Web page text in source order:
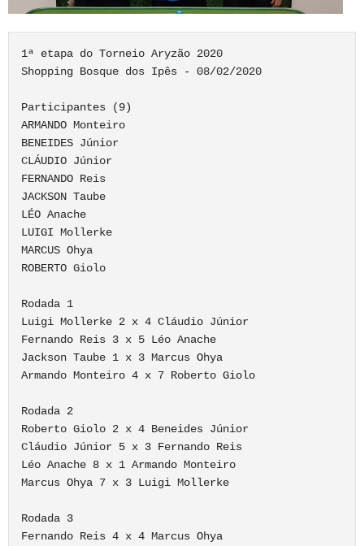
1ª etapa do Torneio Aryzão 2020
Shopping Bosque dos Ipês - 08/02/2020
Participantes (9)
ARMANDO Monteiro
BENEIDES Júnior
CLÁUDIO Júnior
FERNANDO Reis
JACKSON Taube
LÉO Anache
LUIGI Mollerke
MARCUS Ohya
ROBERTO Giolo
Rodada 1
Luigi Mollerke 2 x 4 Cláudio Júnior
Fernando Reis 3 x 5 Léo Anache
Jackson Taube 1 x 3 Marcus Ohya
Armando Monteiro 4 x 7 Roberto Giolo
Rodada 2
Roberto Giolo 2 x 4 Beneides Júnior
Cláudio Júnior 5 x 3 Fernando Reis
Léo Anache 8 x 1 Armando Monteiro
Marcus Ohya 7 x 3 Luigi Mollerke
Rodada 3
Fernando Reis 4 x 4 Marcus Ohya